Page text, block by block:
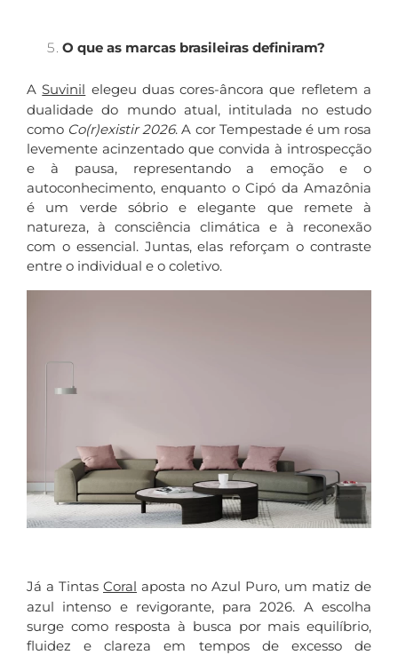
O que as marcas brasileiras definiram?
ASuvinil elegeu duas cores-âncora que refletem a
dualidade do mundo atual, intitulada no estudo
como Co(r)existir 2026. A cor Tempestade é um rosa
levemente acinzentado que convida à introspecção
e à pausa, representando a emoção e o
autoconhecimento, enquanto o Cipó da Amazônia
é um verde sóbrio e elegante que remete à
natureza, à consciência climática e à reconexão
com o essencial. Juntas, elas reforçam o contraste
entre o individual e o coletivo.
Já a Tintas Coral aposta no Azul Puro, um matiz de
azul intenso e revigorante, para 2026. A escolha
surge como resposta à busca por mais equilíbrio,
fluidez e clareza em tempos de excesso de